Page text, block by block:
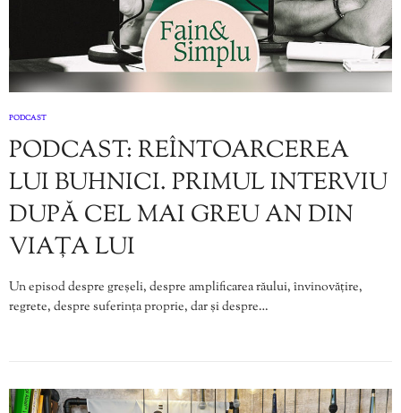
PODCAST
PODCAST: REÎNTOARCEREA
LUI BUHNICI. PRIMUL INTERVIU
DUPĂ CEL MAI GREU AN DIN
VIAȚA LUI
Un episod despre greșeli, despre amplificarea răului, învinovățire,
regrete, despre suferința proprie, dar și despre…